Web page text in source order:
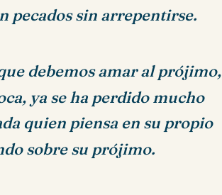
pecados sin arrepentirse.
debemos amar al prójimo,
ya se ha perdido mucho
quien piensa en su propio
sobre su prójimo.